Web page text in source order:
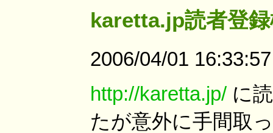
karetta.jp読者登
2006/04/01
http://karetta.jp/ に
たが意外に手間取